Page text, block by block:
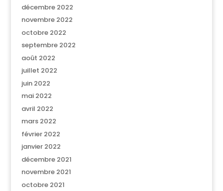
décembre 2022
novembre 2022
octobre 2022
septembre 2022
août 2022
juillet 2022
juin 2022
mai 2022
avril 2022
mars 2022
février 2022
janvier 2022
décembre 2021
novembre 2021
octobre 2021